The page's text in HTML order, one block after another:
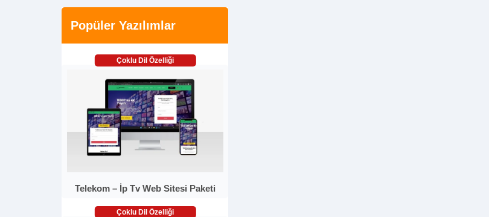
Popüler Yazılımlar
Çoklu Dil Özelliği
Telekom – İp Tv Web Sitesi Paketi
Çoklu Dil Özelliği